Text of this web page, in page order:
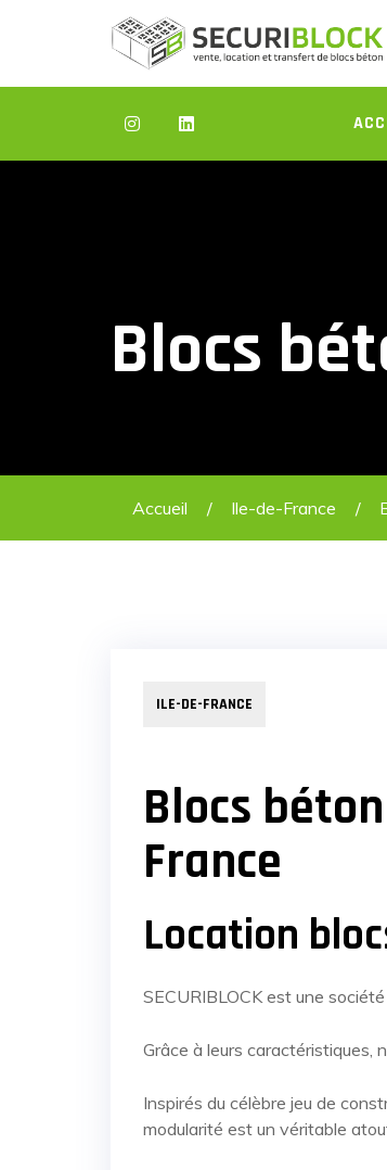
Blocs
Accueil Ile-de-France
ILE-DE-FRANCE
Blocs
France
Location
SECURIBLOCK est une
Grâce à leurs
Inspirés du célèbre jeu de
modularité est un véritable